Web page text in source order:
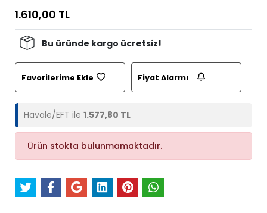
1.610,00 TL
Bu üründe kargo ücretsiz!
Favorilerime Ekle Fiyat Alarmı
Havale/EFT ile 1.577,80 TL
Ürün stokta bulunmamaktadır.